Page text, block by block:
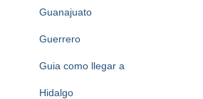
Guanajuato
Guerrero
Guia como llegar a
Hidalgo